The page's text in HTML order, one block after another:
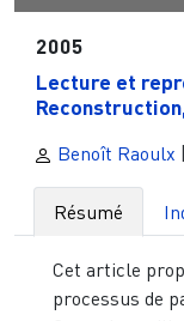
2005
Lecture et
Benoît Raoulx
Résumé
Cet article
processus de